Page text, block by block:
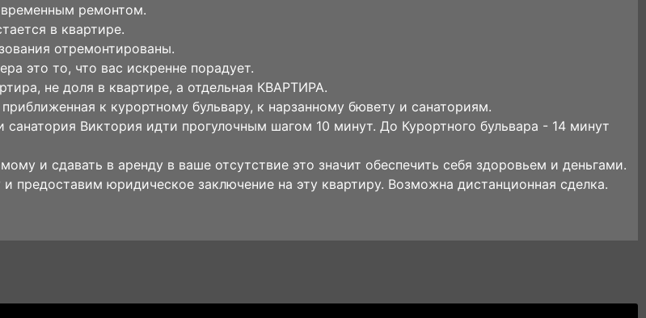
ремонтом.
в квартире.
отремонтированы.
это то, что вас искренне порадует.
не доля в квартире, а отдельная КВАРТИРА.
к курортному бульвару, к нарзанному бювету и санаториям.
санатория Виктория идти прогулочным шагом 10 минут. До Курортного бульвара - 14 минут
и сдавать в аренду в ваше отсутствие это значит обеспечить себя здоровьем и деньгами.
предоставим юридическое заключение на эту квартиру. Возможна дистанционная сделка.